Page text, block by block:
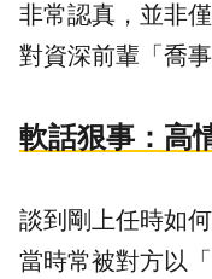
非常認真，並非
對資深前輩「喬事
軟話狠事：高
談到剛上任時如
當時常被對方以